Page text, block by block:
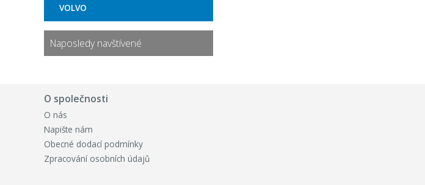
VOLVO
Naposledy navštívené
O společnosti
O nás
Napište nám
Obecné dodací podmínky
Zpracování osobních údajů